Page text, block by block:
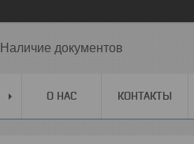
Наличие документов
О НАС КОНТАКТЫ